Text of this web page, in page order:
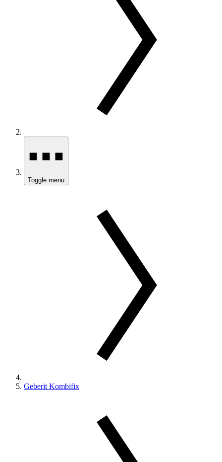
Toggle menu
Geberit Kombifix